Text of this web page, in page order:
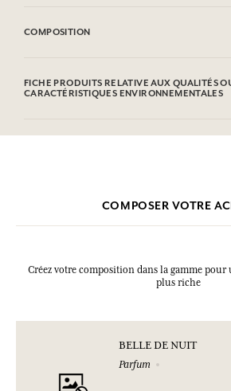
COMPOSITION
Linalool, Hydroxycitronellal, Benzyl
Isomethyl Ionone, Limonene, Geraniol, Citral,
FICHE PRODUITS RELATIVE AUX QUALITÉS
CARACTÉRISTIQUES ENVIRONNEMENTALES
Veuillez consulter les qualités ou
COMPOSER VOTRE
Créez votre composition dans la gamme pour
plus riche
BELLE DE NUIT
Parfum